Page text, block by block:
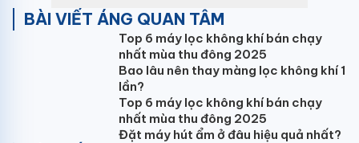
4. Ống nước ruột gà:10.000vnđ/m
5. Ống nước PVC21,27:25.000vnđ/m
6. Ống nước PVC21,27 + bảo ôn:35.000vnđ/m
BÀI VIẾT ÁNG QUAN TÂM
Top 6 máy lọc không khí bán chạy
nhất mùa thu đông 2025
Bao lâu nên thay màng lọc không khí 1
lần?
Top 6 máy lọc không khí bán chạy
nhất mùa thu đông 2025
Đặt máy hút ẩm ở đâu hiệu quả nhất?